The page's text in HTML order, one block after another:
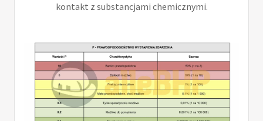
kontakt z substancjami chemicznymi.